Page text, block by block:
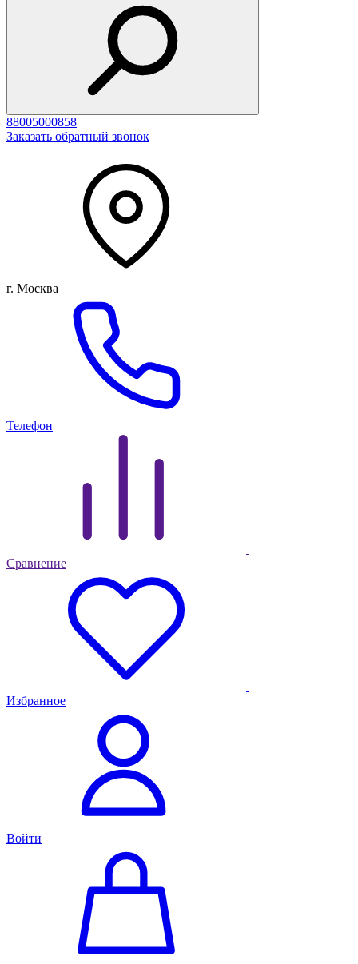
88005000858
Заказать обратный звонок
г. Москва
Телефон
Сравнение
Избранное
Войти